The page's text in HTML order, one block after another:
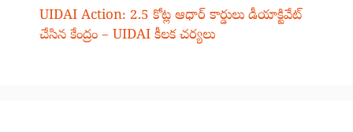
UIDAI Action: 2.5 కోట్ల ఆధార్ కార్డులు డీయాక్టివేట్
చేసిన కేంద్రం – UIDAI కీలక చర్యలు